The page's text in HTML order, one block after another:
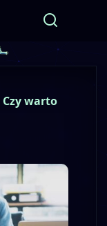
warto